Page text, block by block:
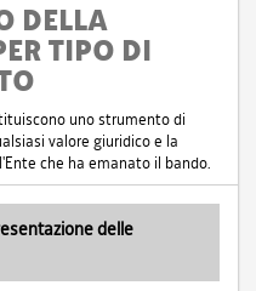
DELLA
TIPO DI
uno strumento di
valore giuridico e la
che ha emanato il bando.
delle